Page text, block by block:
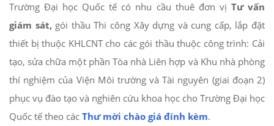
Trường Đại học Quốc tế có nhu cầu thuê đơn vị Tư vấn
giám sát,gói thầu Thi công Xây dựng và cung cấp, lắp đặt
thiết bị thuộc KHLCNT cho các gói thầu thuộc công trình: Cải
tạo, sửa chữa một phần Tòa nhà Liên hợp và Khu nhà phòng
thí nghiệm của Viện Môi trường và Tài nguyên (giai đoạn 2)
phục vụ đào tạo và nghiên cứu khoa học cho Trường Đại học
Quốc tế theo các Thư mời chào giá đính kèm.